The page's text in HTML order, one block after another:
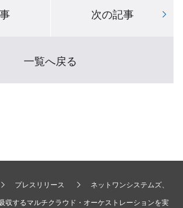
次の記事
一覧へ戻る
プレスリリース
ネットワンシステムズ、
収するマルチクラウド・オーケストレーションを実